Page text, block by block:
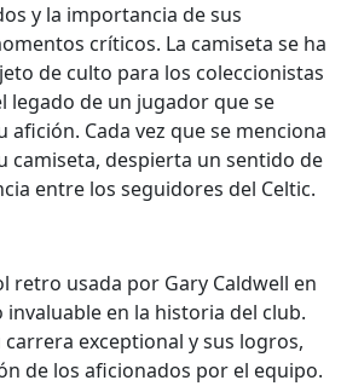
y la importancia de sus
críticos. La camiseta se ha
de culto para los coleccionistas
legado de un jugador que se
afición. Cada vez que se menciona
camiseta, despierta un sentido de
entre los seguidores del Celtic.
retro usada por Gary Caldwell en
invaluable en la historia del club.
exceptional y sus logros,
de los aficionados por el equipo.